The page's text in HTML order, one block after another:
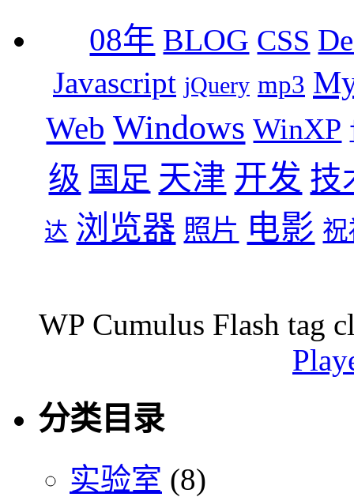
08年 BLOG CSS
Javascript jQuery mp3
Web Windows WinXP
级 国足 天津 开发 技
达 浏览器 照片 电影
WP Cumulus Flash tag
分类目录
实验室 (8)